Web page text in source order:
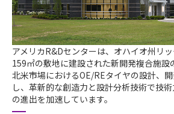
アメリカR&Dセンターは、オハイオ州リ
159㎡の敷地に建設された新開発複合施設
北米市場におけるOE/REタイヤの設計、
し、革新的な創造力と設計分析技術で技
の進出を加速しています。